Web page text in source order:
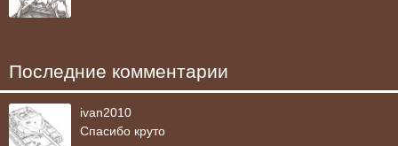
Последние комментарии
ivan2010
Спасибо круто